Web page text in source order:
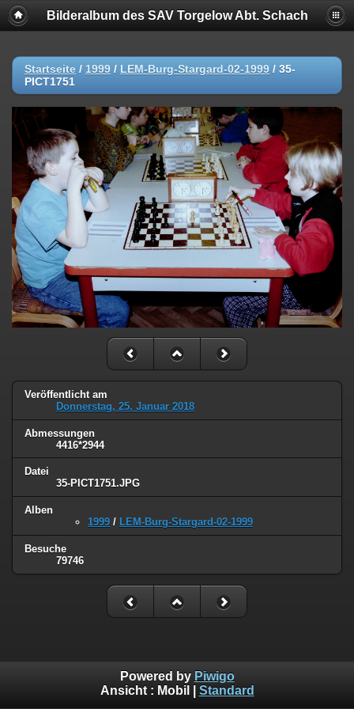
Bilderalbum des SAV Torgelow Abt. Schach
Startseite / 1999 / LEM-Burg-Stargard-02-1999 / 35-
PICT1751
Veröffentlicht am
Donnerstag, 25. Januar 2018
Abmessungen
4416*2944
Datei
35-PICT1751.JPG
Alben
1999 / LEM-Burg-Stargard-02-1999
Besuche
79746
Powered by Piwigo
Ansicht : Mobil Standard